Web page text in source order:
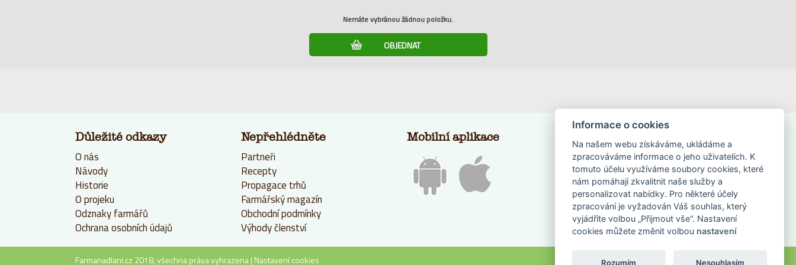
Nemáte vybránou žádnou položku.
Důležité odkazy
O nás
Návody
Historie
O projeku
Odznaky farmářů
Ochrana osobních údajů
Nepřehlédněte
Partneři
Recepty
Propagace trhů
Farmářský magazín
Obchodní podmínky
Výhody členství
Mobilní aplikace
NAPIŠTE NÁM
Farmanadlani.cz 2018, všechna práva vyhrazena | Nastavení cookies
Informace o cookies
Na našem webu získáváme, ukládáme a
zpracováváme informace o jeho uživatelích. K
tomuto účelu využíváme soubory cookies, které
nám pomáhají zkvalitnit naše služby a
personalizovat nabídky. Pro některé účely
zpracování je vyžadován Váš souhlas, který
vyjádříte volbou „Přijmout vše“. Nastavení
cookies můžete změnit volbou nastavení
Rozumím Nesouhlasím